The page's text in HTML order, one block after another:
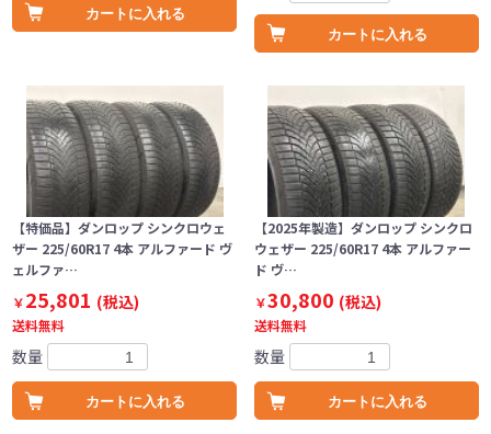
カートに入れる
カートに入れる
【特価品】ダンロップ シンクロウェ
ザー 225/60R17 4本 アルファード ヴ
ェルファ…
￥25,801 (税込)
送料無料
数量
カートに入れる
【2025年製造】ダンロップ シンクロ
ウェザー 225/60R17 4本 アルファー
ド ヴ…
￥30,800 (税込)
送料無料
数量
カートに入れる